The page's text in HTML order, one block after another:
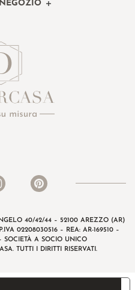
40/42/44 – 52100 AREZZO (AR)
02208030516 – REA: AR-169510 –
SOCIETÀ A SOCIO UNICO
TUTTI I DIRITTI RISERVATI.